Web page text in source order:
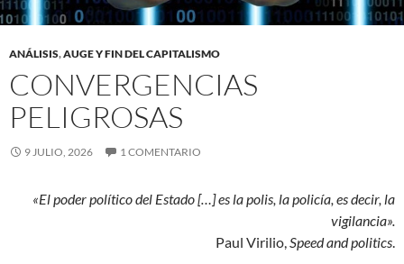
ANÁLISIS,AUGE Y FIN DEL CAPITALISMO
CONVERGENCIAS
PELIGROSAS
9 JULIO, 2026 1 COMENTARIO
«El poder político del Estado […] es la polis, la policía, es decir, la
vigilancia».
Paul Virilio,Speed and politics.